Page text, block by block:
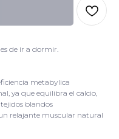
de ir a dormir.
metabуlica
ya que equilibra el calcio,
blandos
relajante muscular natural